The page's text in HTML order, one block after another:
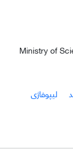
Ministry of
لیپوفاژی